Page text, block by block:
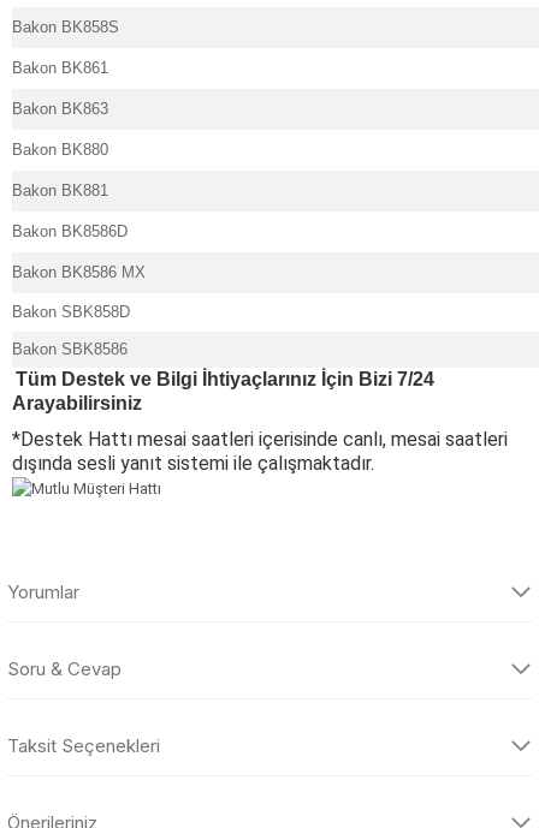
Bakon BK858S
Bakon BK861
Bakon BK863
Bakon BK880
Bakon BK881
Bakon BK8586D
Bakon BK8586 MX
Bakon SBK858D
Bakon SBK8586
Tüm Destek ve Bilgi İhtiyaçlarınız İçin Bizi 7/24
Arayabilirsiniz
*Destek Hattı mesai saatleri içerisinde canlı, mesai saatleri
dışında sesli yanıt sistemi ile çalışmaktadır.
Yorumlar
Soru & Cevap
Ürün hakkında henüz soru sorulmamış.
Taksit Seçenekleri
Önerileriniz